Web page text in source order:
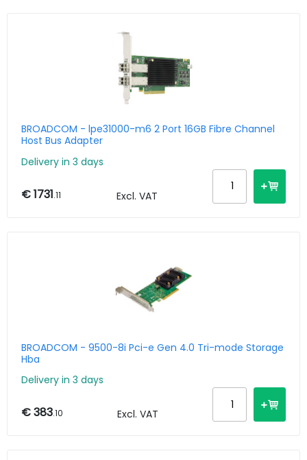
BROADCOM - lpe31000-m6 2 Port 16GB Fibre Channel
Host Bus Adapter
Delivery in 3 days
€ 1731.11 Excl. VAT
BROADCOM - 9500-8i Pci-e Gen 4.0 Tri-mode Storage
Hba
Delivery in 3 days
€ 383.10 Excl. VAT